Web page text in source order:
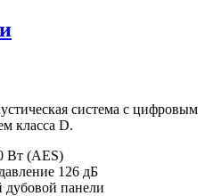
система с цифровым
класса D.
Вт (AES)
126 дБ
дубовой панели